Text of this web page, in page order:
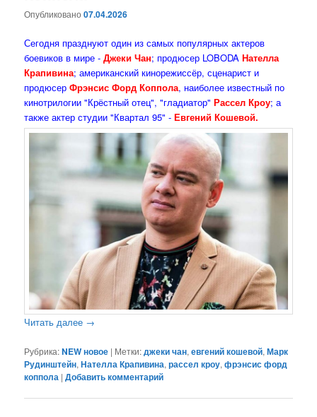
Опубликовано07.04.2026
Сегодня празднуют один из самых популярных актеров
боевиков в мире -Джеки Чан; продюсер LOBODAНателла
Крапивина; американский кинорежиссёр, сценарист и
продюсерФрэнсис Форд Коппола, наиболее известный по
кинотрилогии "Крёстный отец", "гладиатор"Рассел Кроу; а
также актер студии "Квартал 95" -Евгений Кошевой.
Читать далее →
Рубрика:NEW новое | Метки:джеки чан,евгений кошевой,Марк
Рудинштейн,Нателла Крапивина,рассел кроу,фрэнсис форд
коппола |Добавить комментарий